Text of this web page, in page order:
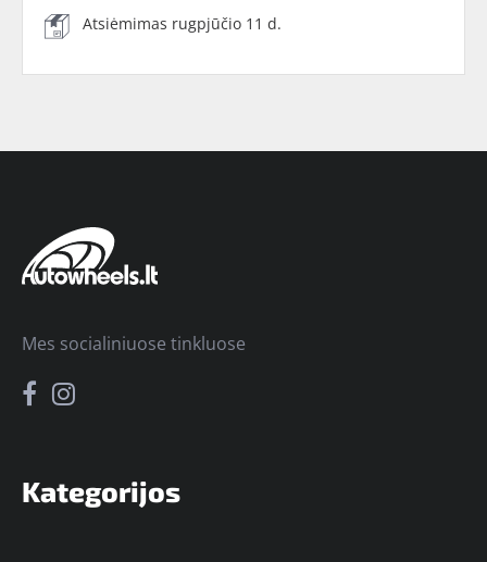
Atsiėmimas rugpjūčio 11 d.
Kategorijos
Mes socialiniuose tinkluose